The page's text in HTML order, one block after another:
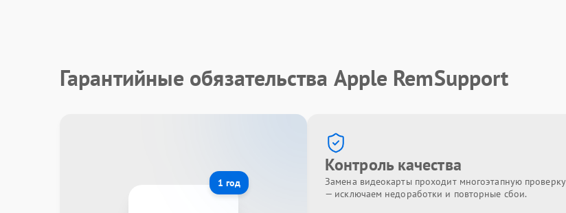
Гарантийные обязательства Apple RemSupport
1 год
Контроль качества
Замена видеокарты проходит многоэтапную проверку
— исключаем недоработки и повторные сбои.